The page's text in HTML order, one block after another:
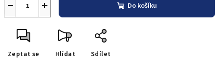
+
− Do košíku
Zeptat se Hlídat Sdílet